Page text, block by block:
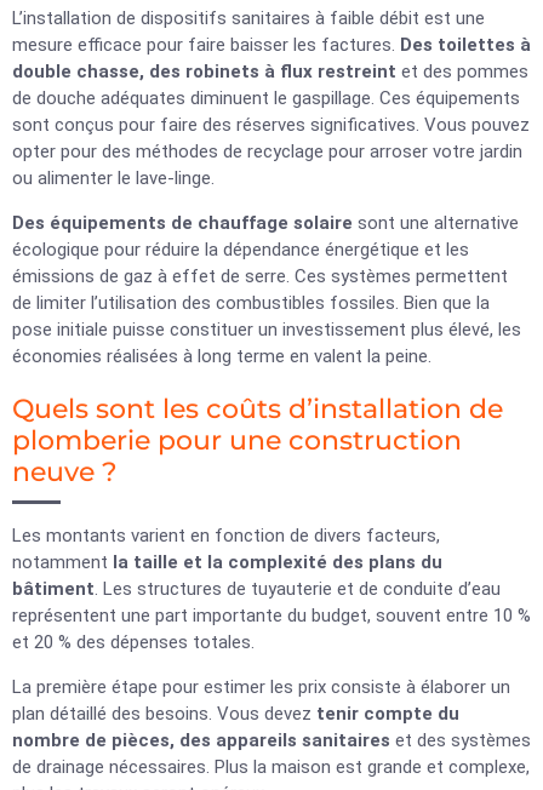
L’installation de dispositifs sanitaires à faible débit est une
mesure efficace pour faire baisser les factures. Des toilettes à
double chasse, des robinets à flux restreint et des pommes
de douche adéquates diminuent le gaspillage. Ces équipements
sont conçus pour faire des réserves significatives. Vous pouvez
opter pour des méthodes de recyclage pour arroser votre jardin
ou alimenter le lave-linge.
Des équipements de chauffage solaire sont une alternative
écologique pour réduire la dépendance énergétique et les
émissions de gaz à effet de serre. Ces systèmes permettent
de limiter l’utilisation des combustibles fossiles. Bien que la
pose initiale puisse constituer un investissement plus élevé, les
économies réalisées à long terme en valent la peine.
Quels sont les coûts d’installation de
plomberie pour une construction
neuve ?
Les montants varient en fonction de divers facteurs,
notamment la taille et la complexité des plans du
bâtiment. Les structures de tuyauterie et de conduite d’eau
représentent une part importante du budget, souvent entre 10 %
et 20 % des dépenses totales.
La première étape pour estimer les prix consiste à élaborer un
plan détaillé des besoins. Vous devez tenir compte du
nombre de pièces, des appareils sanitaires et des systèmes
de drainage nécessaires. Plus la maison est grande et complexe,